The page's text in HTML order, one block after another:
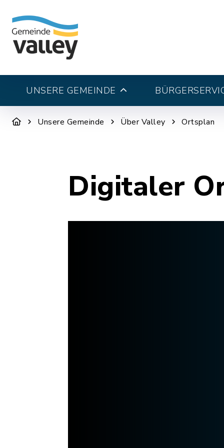
UNSERE GEMEINDE
Unsere Gemeinde Über Valley Ortsplan
Digitaler